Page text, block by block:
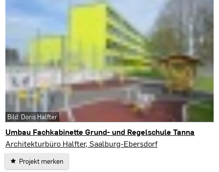
Umbau Fachkabinette Grund- und Regelschule Tanna
Tanna
Architekturbüro Halfter, Saalburg-Ebersdorf
Projekt merken
Bild: Doris Halfter